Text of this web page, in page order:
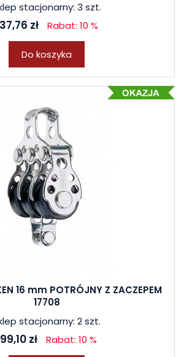
stacjonarny: 3 szt.
zł Rabat: 10 %
Do koszyka
16 mm POTRÓJNY Z ZACZEPEM
17708
stacjonarny: 2 szt.
zł Rabat: 10 %